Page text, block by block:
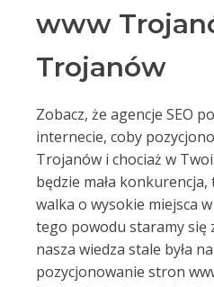
www
Trojanów
Zobacz, że agencje SEO
internecie, coby
Trojanów i chociaż w
będzie mała
walka o wysokie miejsca
tego powodu staramy się
nasza wiedza stale była
pozycjonowanie stron